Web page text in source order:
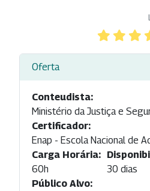
Oferta
Conteudista:
Ministério da Justiça e
Certificador:
Enap - Escola Nacional de
Carga Horária:
60h
30 dias
Público Alvo: